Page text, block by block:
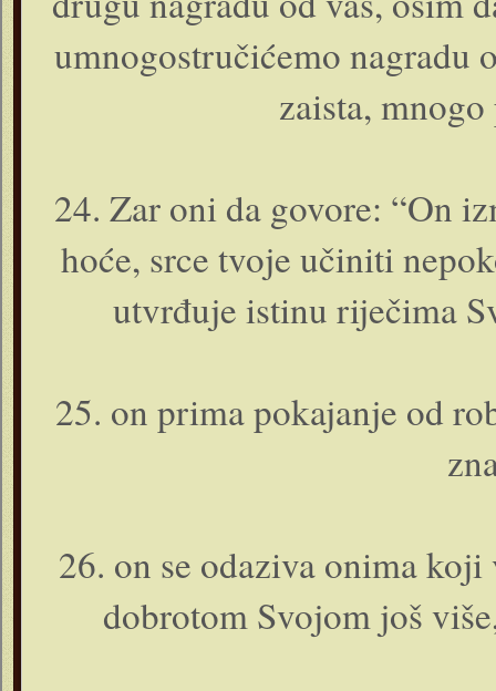
umnogostručićemo nagradu
zaista,
24. Zar o­ni da govore: “On
hoće, srce tvoje učiniti
utvrđuje istinu riječima
25. o­n prima pokajanje od
26. o­n se odaziva o­nima
dobrotom Svojom još